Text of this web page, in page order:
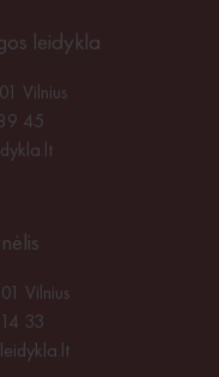
leidykla
Vilnius
45
Vilnius
33